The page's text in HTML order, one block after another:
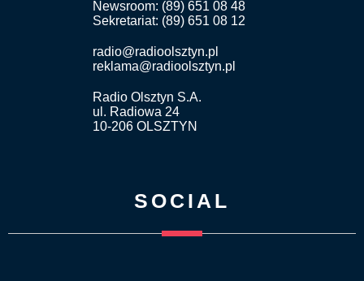
Newsroom: (89) 651 08 48
Sekretariat: (89) 651 08 12
radio@radioolsztyn.pl
reklama@radioolsztyn.pl
Radio Olsztyn S.A.
ul. Radiowa 24
10-206 OLSZTYN
SOCIAL